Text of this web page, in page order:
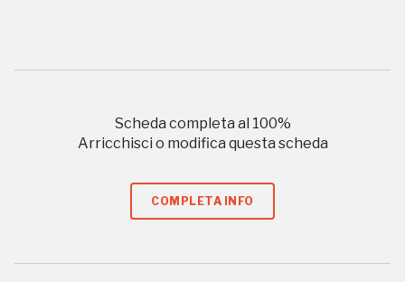
Scheda completa al 100%
Arricchisci o modifica questa scheda
COMPLETA INFO
Tel. 02 4676151 - Fax 02 48193631